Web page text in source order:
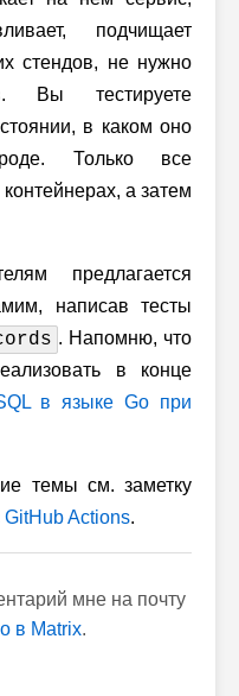
подчищает
стендов, не нужно
Вы тестируете
в каком оно
Только все
а затем
предлагается
написав тесты
. Напомню, что
в конце
в языке Go при
темы см. заметку
Actions.
мне на почту
в Matrix.